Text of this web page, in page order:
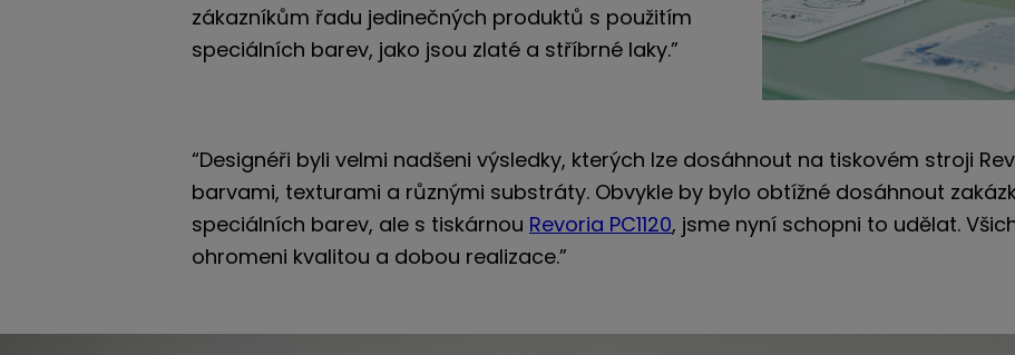
zákazníkům řadu jedinečných produktů s použitím
speciálních barev, jako jsou zlaté a stříbrné laky.”
“Designéři byli velmi nadšeni výsledky, kterých lze dosáhnout na tiskovém stroji
barvami, texturami a různými substráty. Obvykle by bylo obtížné dosáhnout
speciálních barev, ale s tiskárnou Revoria PC1120, jsme nyní schopni to udělat.
ohromeni kvalitou a dobou realizace.”